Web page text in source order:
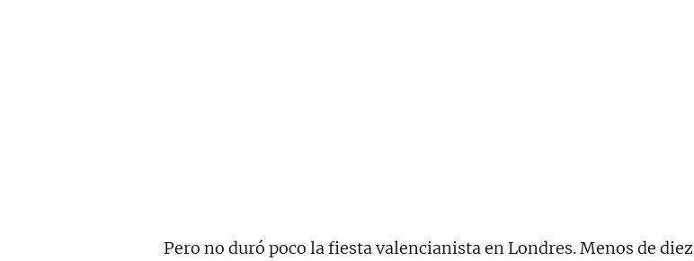
Pero no duró poco la fiesta valencianista en Londres. Menos de diez